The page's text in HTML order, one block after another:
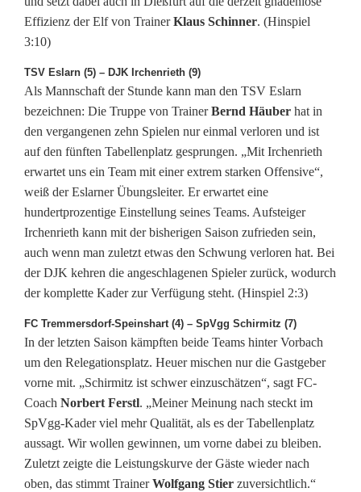
Effizienz der Elf von TrainerKlaus Schinner. (Hinspiel
3:10)
TSV Eslarn (5) – DJK Irchenrieth (9)
Als Mannschaft der Stunde kann man den TSV Eslarn
bezeichnen: Die Truppe von TrainerBernd Häuber hat in
den vergangenen zehn Spielen nur einmal verloren und ist
auf den fünften Tabellenplatz gesprungen. „Mit Irchenrieth
erwartet uns ein Team mit einer extrem starken Offensive“,
weiß der Eslarner Übungsleiter. Er erwartet eine
hundertprozentige Einstellung seines Teams. Aufsteiger
Irchenrieth kann mit der bisherigen Saison zufrieden sein,
auch wenn man zuletzt etwas den Schwung verloren hat. Bei
der DJK kehren die angeschlagenen Spieler zurück, wodurch
der komplette Kader zur Verfügung steht. (Hinspiel 2:3)
FC Tremmersdorf-Speinshart (4) – SpVgg Schirmitz (7)
In der letzten Saison kämpften beide Teams hinter Vorbach
um den Relegationsplatz. Heuer mischen nur die Gastgeber
vorne mit. „Schirmitz ist schwer einzuschätzen“, sagt FC-
Coach Norbert Ferstl. „Meiner Meinung nach steckt im
SpVgg-Kader viel mehr Qualität, als es der Tabellenplatz
aussagt. Wir wollen gewinnen, um vorne dabei zu bleiben.
Zuletzt zeigte die Leistungskurve der Gäste wieder nach
oben, das stimmt TrainerWolfgang Stier zuversichtlich.“